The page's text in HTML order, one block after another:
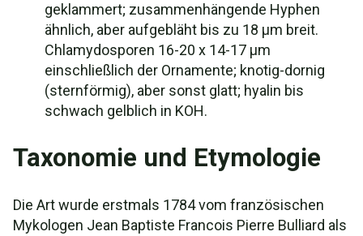
geklammert; zusammenhängende Hyphen
ähnlich, aber aufgebläht bis zu 18 µm breit.
Chlamydosporen 16-20 x 14-17 µm
einschließlich der Ornamente; knotig-dornig
(sternförmig), aber sonst glatt; hyalin bis
schwach gelblich in KOH.
Taxonomie und Etymologie
Die Art wurde erstmals 1784 vom französischen
Mykologen Jean Baptiste Francois Pierre Bulliard als